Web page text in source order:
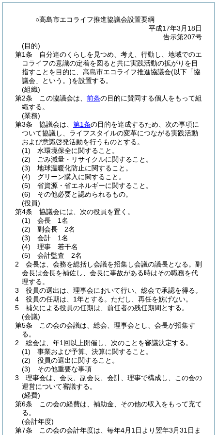
○高島市エコライフ推進協議会設置要綱
平成17年3月18日
告示第207号
(目的)
第1条
自分達のくらしを見つめ、考え、行動し、地域でのエ
コライフの意識の定着を図ると共に実践活動の拡がりを目
指すことを目的に、高島市エコライフ推進協議会(以下「協
議会」という。)を設置する。
(組織)
第2条
この協議会は、 前条の目的に賛同する個人をもって組
織する。
(業務)
第3条
協議会は、 第1条の目的を達成するため、次の事項に
ついて協議し、ライフスタイルの変革につながる実践活動
および意識啓発活動を行うものとする。
(1)
水環境保全に関すること。
(2)
ごみ減量・リサイクルに関すること。
(3)
地球温暖化防止に関すること。
(4)
グリーン購入に関すること。
(5)
省資源・省エネルギーに関すること。
(6)
その他必要と認められるもの。
(役員)
第4条
協議会には、次の役員を置く。
(1)
会長 1名
(2)
副会長 2名
(3)
会計 1名
(4)
理事 若干名
(5)
会計監査 2名
2
会長は、会務を総括し会議を招集し会議の議長となる。 副
会長は会長を補佐し、会長に事故がある時はその職務を代
理する。
3
役員の選出は、理事会において行い、総会で承認を得る。
4
役員の任期は、1年とする。 ただし、再任を妨げない。
5
補欠による役員の任期は、前任者の残任期間とする。
(会議)
第5条
この会の会議は、総会、理事会とし、会長が招集す
る。
2
総会は、年1回以上開催し、次のことを審議決定する。
(1)
事業および予算、決算に関すること。
(2)
役員の選出に関すること。
(3)
その他重要な事項
3
理事会は、会長、副会長、会計、理事で構成し、この会の
運営について審議する。
(経費)
第6条
この会の経費は、補助金、その他の収入をもって充て
る。
(会計年度)
第7条
この会の会計年度は、毎年4月1日より翌年3月31日ま